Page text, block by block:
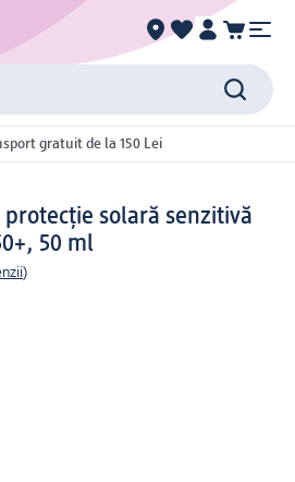
gratuit de la 150 Lei
protecție solară senzitivă
50 ml
)